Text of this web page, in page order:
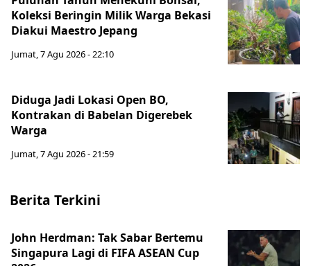
Koleksi Beringin Milik Warga Bekasi
Diakui Maestro Jepang
Jumat, 7 Agu 2026 - 22:10
Diduga Jadi Lokasi Open BO,
Kontrakan di Babelan Digerebek
Warga
Jumat, 7 Agu 2026 - 21:59
Berita Terkini
John Herdman: Tak Sabar Bertemu
Singapura Lagi di FIFA ASEAN Cup